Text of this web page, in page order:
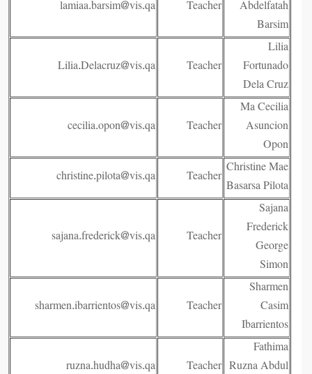
Abdelfatah
Barsim
Teacher
lamiaa.barsim@vis.qa
Lilia
Fortunado
Dela Cruz
Teacher
Lilia.Delacruz@vis.qa
Ma Cecilia
Asuncion
Opon
Teacher
cecilia.opon@vis.qa
Christine Mae
Basarsa Pilota
Teacher
christine.pilota@vis.qa
Sajana
Frederick
George
Simon
Teacher
sajana.frederick@vis.qa
Sharmen
Casim
Ibarrientos
Teacher
sharmen.ibarrientos@vis.qa
Fathima
Ruzna Abdul
Teacher
ruzna.hudha@vis.qa